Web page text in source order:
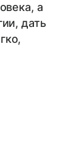
а
дать